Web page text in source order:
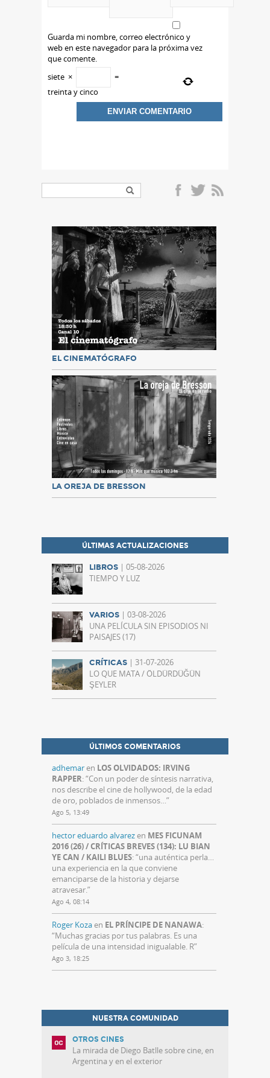
Guarda mi nombre, correo electrónico y
web en este navegador para la próxima vez
que comente.
siete ×
=
treinta y cinco
EL CINEMATÓGRAFO
LA OREJA DE BRESSON
ÚLTIMAS ACTUALIZACIONES
LIBROS | 05-08-2026
TIEMPO Y LUZ
VARIOS | 03-08-2026
UNA PELÍCULA SIN EPISODIOS NI
PAISAJES (17)
CRÍTICAS | 31-07-2026
LO QUE MATA / ÖLDÜRDÜĞÜN
ŞEYLER
ÚLTIMOS COMENTARIOS
adhemaren LOS OLVIDADOS: IRVING
RAPPER: “Con un poder de síntesis narrativa,
nos describe el cine de hollywood, de la edad
de oro, poblados de inmensos…”
Ago 5, 13:49
hector eduardo alvarezen MES FICUNAM
2016 (26) / CRÍTICAS BREVES (134): LU BIAN
YE CAN / KAILI BLUES: “una auténtica perla…
una experiencia en la que conviene
emanciparse de la historia y dejarse
atravesar.”
Ago 4, 08:14
Roger Kozaen EL PRÍNCIPE DE NANAWA:
“Muchas gracias por tus palabras. Es una
película de una intensidad inigualable. R”
Ago 3, 18:25
NUESTRA COMUNIDAD
OTROS CINES
La mirada de Diego Batlle sobre cine, en
Argentina y en el exterior